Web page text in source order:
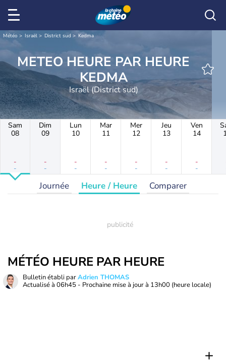
Météo Israël District sud Kedma
METEO HEURE PAR HEURE
KEDMA
Israël (District sud)
Sam
08
-
-
Dim
09
-
-
Lun
10
-
-
Mar
11
-
-
Mer
12
-
-
Jeu
13
-
-
Ven
14
-
-
Journée Heure / Heure Comparer
MÉTÉO HEURE PAR HEURE
Bulletin établi parAdrien THOMAS
Actualisé à 06h45 - Prochaine mise à jour à 13h00 (heure locale)